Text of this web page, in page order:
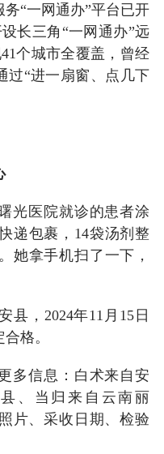
“一网通办”平台已开
长三角“一网通办”远
个城市全覆盖，曾经
过“进一扇窗、点几下
光医院就诊的患者涂
递包裹，14袋汤剂整
她拿手机扫了一下，
县，2024年11月15日
格。
多信息：白术来自安
、当归来自云南丽
片、采收日期、检验